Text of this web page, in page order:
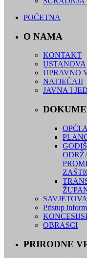
POČETNA
O NAMA
KONTAKT
USTANOVA
UPRAVNO
NATJEČAJI
JAVNA I
OPĆI
Pristup
OBRASCI
PRIRODNE